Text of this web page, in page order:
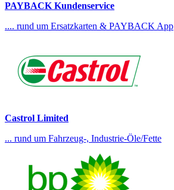
PAYBACK Kundenservice
.... rund um Ersatzkarten & PAYBACK App
Castrol Limited
... rund um Fahrzeug-, Industrie-Öle/Fette